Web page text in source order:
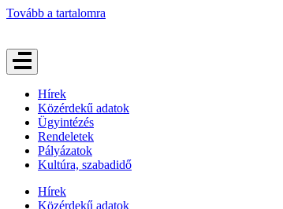
Tovább a tartalomra
Hírek
Közérdekű adatok
Ügyintézés
Rendeletek
Pályázatok
Kultúra, szabadidő
Hírek
Közérdekű adatok